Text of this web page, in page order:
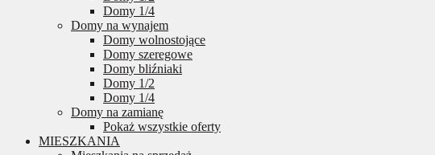
Domy 1/4
Domy na wynajem
Domy wolnostojące
Domy szeregowe
Domy bliźniaki
Domy 1/2
Domy 1/4
Domy na zamianę
Pokaż wszystkie oferty
MIESZKANIA